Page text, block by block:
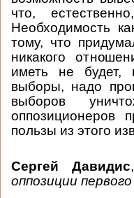
что,
Необходимость
тому, что
никакого
иметь не будет,
выборы, надо
выборов
оппозиционеров
пользы из этого
Сергей Давидис
оппозиции